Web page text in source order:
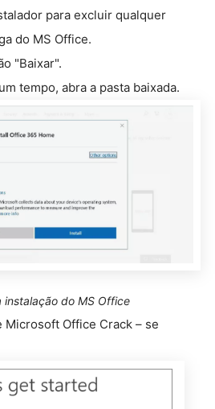
para excluir qualquer
do MS Office.
"Baixar".
tempo, abra a pasta baixada.
instalação do MS Office
Microsoft Office Crack – se